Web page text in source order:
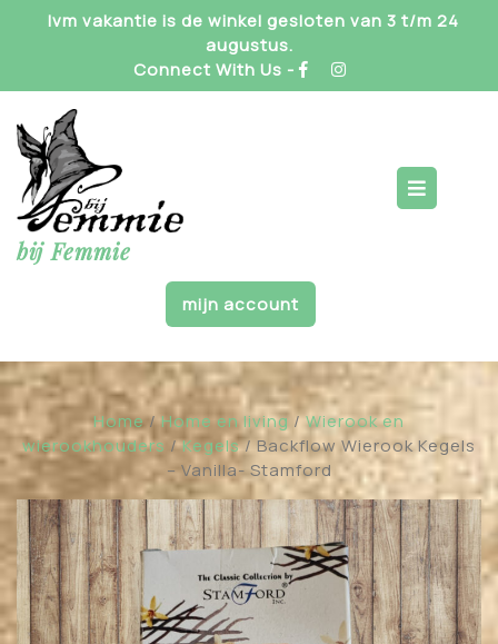
Ivm vakantie is de winkel gesloten van 3 t/m 24
augustus.
Connect With Us -
bij Femmie
mijn account
Home/Home en living /Wierook en
wierookhouders /Kegels/ Backflow Wierook Kegels
– Vanilla- Stamford